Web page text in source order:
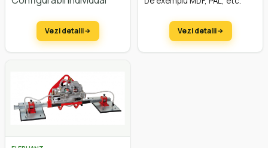
Vezi detalii
panourile aerisite
Vezi detalii